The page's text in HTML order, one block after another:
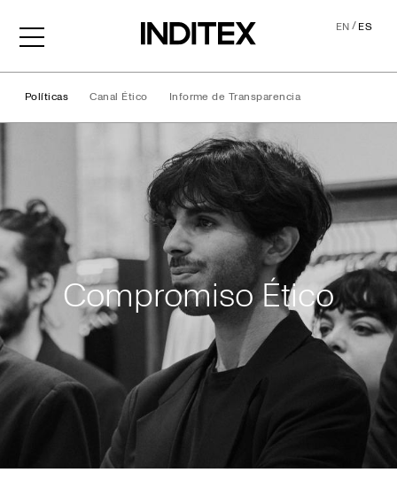
EN/ES
Políticas Canal Ético Informe de Transparencia
Compromiso Ético
Compromiso Ético